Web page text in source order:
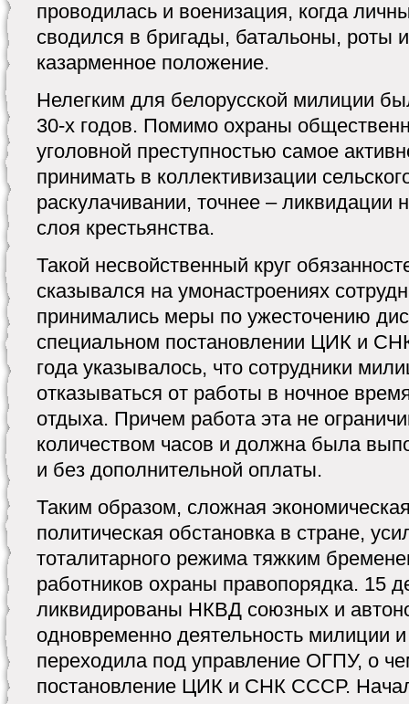
проводилась и военизация, когда
сводился в бригады, батальоны, роты
казарменное положение.
Нелегким для белорусской милиции
30-х годов. Помимо охраны
уголовной преступностью самое
принимать в коллективизации
раскулачивании, точнее – ликвидации
слоя крестьянства.
Такой несвойственный круг
сказывался на умонастроениях
принимались меры по ужесточению
специальном постановлении ЦИК и
года указывалось, что сотрудники
отказываться от работы в ночное
отдыха. Причем работа эта не
количеством часов и должна была
и без дополнительной оплаты.
Таким образом, сложная
политическая обстановка в стране,
тоталитарного режима тяжким
работников охраны правопорядка. 15
ликвидированы НКВД союзных и
одновременно деятельность милиции и
переходила под управление ОГПУ, о
постановление ЦИК и СНК СССР.